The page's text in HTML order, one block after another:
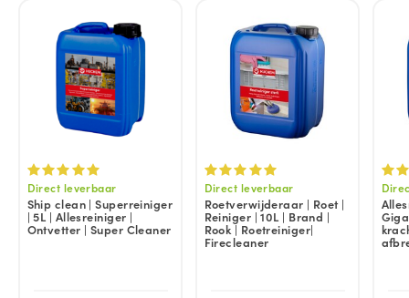
Direct leverbaar
Ship clean | Superreiniger
| 5L | Allesreiniger |
Ontvetter | Super Cleaner
Direct leverbaar
Roetverwijderaar | Roet |
Reiniger | 10L | Brand |
Rook | Roetreiniger|
Firecleaner